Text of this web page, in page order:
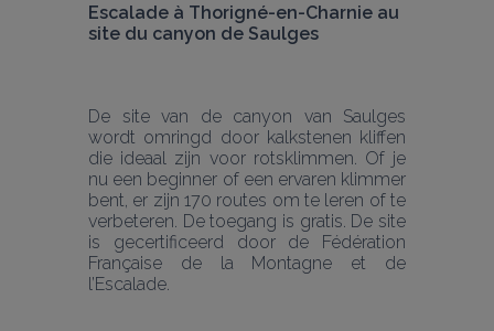
Escalade à Thorigné-en-Charnie au
site du canyon de Saulges
De site van de canyon van Saulges
wordt omringd door kalkstenen kliffen
die ideaal zijn voor rotsklimmen. Of je
nu een beginner of een ervaren klimmer
bent, er zijn 170 routes om te leren of te
verbeteren. De toegang is gratis. De site
is gecertificeerd door de Fédération
Française de la Montagne et de
l’Escalade.